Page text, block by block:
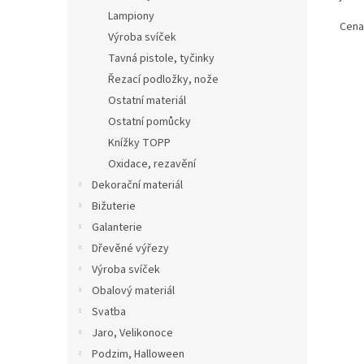
Lampiony
Výroba svíček
Tavná pistole, tyčinky
Řezací podložky, nože
Ostatní materiál
Ostatní pomůcky
Knížky TOPP
Oxidace, rezavění
Dekorační materiál
Bižuterie
Galanterie
Dřevěné výřezy
Výroba svíček
Obalový materiál
Svatba
Jaro, Velikonoce
Podzim, Halloween